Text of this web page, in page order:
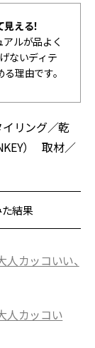
える！
ルが品よく
ないディテ
理由です。
リング／乾
） 取材／
結果
人カッコいい、
人カッコい